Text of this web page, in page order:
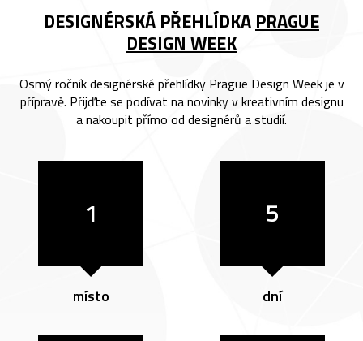
DESIGNÉRSKÁ PŘEHLÍDKA PRAGUE
DESIGN WEEK
Osmý ročník designérské přehlídky Prague Design Week je v
přípravě. Přijďte se podívat na novinky v kreativním designu
a nakoupit přímo od designérů a studií.
1
místo
5
dní